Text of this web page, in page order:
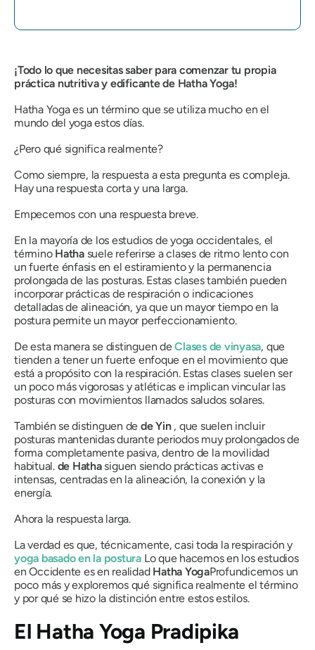
¡Todo lo que necesitas saber para comenzar tu propia
práctica nutritiva y edificante de HathaYoga!
Hatha Yoga es un término que se utiliza mucho en el
mundo del yoga estos días.
¿Pero qué significa realmente?
Como siempre, la respuesta a esta pregunta es compleja.
Hay una respuesta corta y una larga.
Empecemos con una respuesta breve.
En la mayoría de los estudios de yoga occidentales, el
término Hathasuele referirse a clases de ritmo lento con
un fuerte énfasis en el estiramiento y la permanencia
prolongada de las posturas. Estas clases también pueden
incorporar prácticas de respiración o indicaciones
detalladas de alineación, ya que un mayor tiempo en la
postura permite un mayor perfeccionamiento.
De esta manera se distinguen deClases de vinyasa, que
tienden a tener un fuerte enfoque en el movimiento que
está a propósito con la respiración. Estas clases suelen ser
un poco más vigorosas y atléticas e implican vincular las
posturas con movimientos llamados saludos solares.
También se distinguen de de Yin, que suelen incluir
posturas mantenidas durante periodos muy prolongados de
forma completamente pasiva, dentro de la movilidad
habitual. de Hatha siguen siendo prácticas activas e
intensas, centradas en la alineación, la conexión y la
energía.
Ahora la respuesta larga.
La verdad es que, técnicamente, casi toda la respiración y
yoga basado en la postura Lo que hacemos en los estudios
en Occidente es en realidad Hatha YogaProfundicemos un
poco más y exploremos qué significa realmente el término
y por qué se hizo la distinción entre estos estilos.
El Hatha Yoga Pradipika